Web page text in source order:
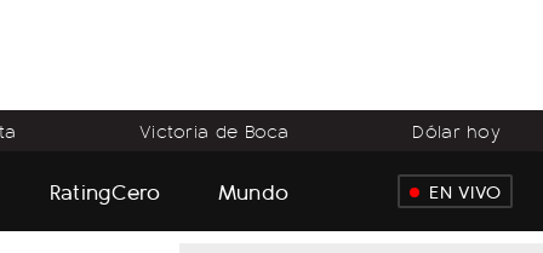
Victoria de Boca Dólar hoy
RatingCero Mundo EN VIVO